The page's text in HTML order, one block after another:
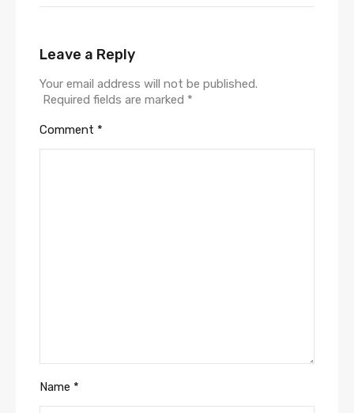
Leave a Reply
Your email address will not be published.
Required fields are marked *
Comment *
Name *